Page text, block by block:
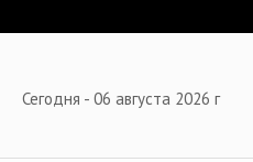
Сегодня - 06 августа 2026 г